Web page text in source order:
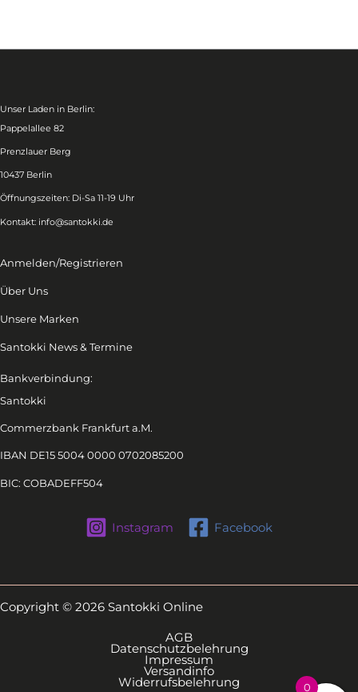
Unser Laden in Berlin:
Pappelallee 82
Prenzlauer Berg
10437 Berlin
Öffnungszeiten: Di-Sa 11-19 Uhr
Kontakt: info@santokki.de
Anmelden/Registrieren
Über Uns
Unsere Marken
Santokki News & Termine
Bankverbindung:
Santokki
Commerzbank Frankfurt a.M.
IBAN DE15 5004 0000 0702085200
BIC: COBADEFF504
Instagram Facebook
Copyright © 2026 Santokki Online
AGB
Datenschutzbelehrung
Impressum
Versandinfo
Widerrufsbelehrung 0